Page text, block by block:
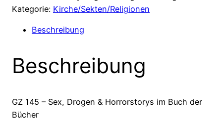
Sex,
im
Buch
Bücher
Menge
Kategorie: Kirche/Sekten/Religionen
Beschreibung
Beschreibung
GZ 145 – Sex, Drogen & Horrorstorys im Buch der
Bücher